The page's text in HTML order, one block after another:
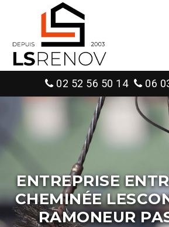
02 52 56 50 14 06
ENTREPRISE
CHEMINÉE
RAMONEUR